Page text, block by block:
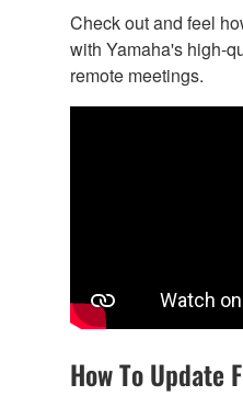
Check out and feel
with Yamaha's high-
remote meetings.
How To Update